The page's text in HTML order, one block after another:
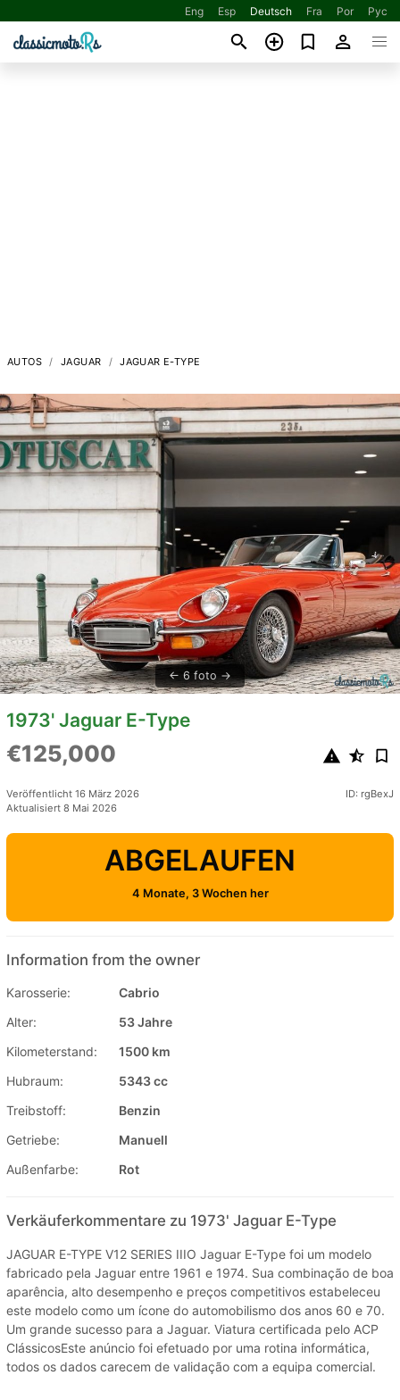
Eng Esp Deutsch Fra Por Рус
AUTOS JAGUAR JAGUAR E-TYPE
6 foto
1973' Jaguar E-Type
€125,000
Veröffentlicht 16 März 2026
Aktualisiert 8 Mai 2026
ID: rgBexJ
ABGELAUFEN
4 Monate, 3 Wochen her
Information from the owner
Karosserie:
Cabrio
Alter:
53 Jahre
Kilometerstand:
1500 km
Hubraum:
5343 cc
Treibstoff:
Benzin
Getriebe:
Manuell
Außenfarbe:
Rot
Verkäuferkommentare zu 1973' Jaguar E-Type
JAGUAR E-TYPE V12 SERIES IIIO Jaguar E-Type foi um modelo
fabricado pela Jaguar entre 1961 e 1974. Sua combinação de boa
aparência, alto desempenho e preços competitivos estabeleceu
este modelo como um ícone do automobilismo dos anos 60 e 70.
Um grande sucesso para a Jaguar. Viatura certificada pelo ACP
ClássicosEste anúncio foi efetuado por uma rotina informática,
todos os dados carecem de validação com a equipa comercial.